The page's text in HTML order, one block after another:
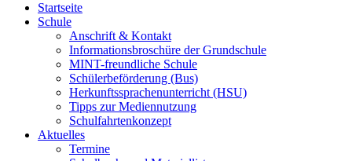
Startseite
Schule
Anschrift & Kontakt
Informationsbroschüre der Grundschule
MINT-freundliche Schule
Schülerbeförderung (Bus)
Herkunftssprachenunterricht (HSU)
Tipps zur Mediennutzung
Schulfahrtenkonzept
Aktuelles
Termine